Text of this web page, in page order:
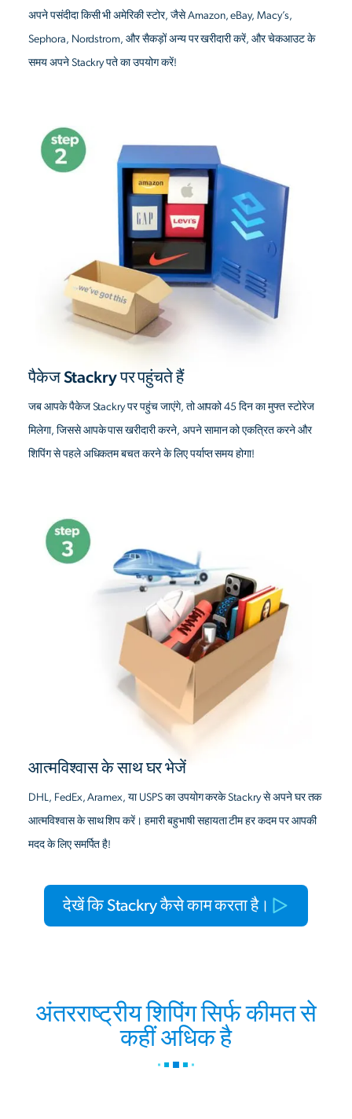
अपने पसंदीदा किसी भी अमेरिकी स्टोर, जैसे Amazon, eBay, Macy’s,
Sephora, Nordstrom, और सैकड़ों अन्य पर खरीदारी करें, और चेकआउट के
समय अपने Stackry पते का उपयोग करें!
पैकेज Stackry पर पहुंचते हैं
जब आपके पैकेज Stackry पर पहुंच जाएंगे, तो आपको 45 दिन का मुफ्त स्टोरेज
मिलेगा, जिससे आपके पास खरीदारी करने, अपने सामान को एकत्रित करने और
शिपिंग से पहले अधिकतम बचत करने के लिए पर्याप्त समय होगा!
आत्मविश्वास के साथ घर भेजें
DHL, FedEx, Aramex, या USPS का उपयोग करके Stackry से अपने घर तक
आत्मविश्वास के साथ शिप करें। हमारी बहुभाषी सहायता टीम हर कदम पर आपकी
मदद के लिए समर्पित है!
देखें कि Stackry कैसे काम करता है।
अंतरराष्ट्रीय शिपिंग सिर्फ कीमत से
कहीं अधिक है